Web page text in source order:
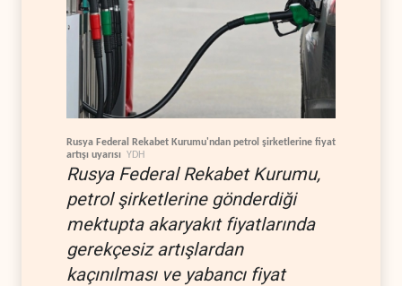
Rusya Federal Rekabet Kurumu'ndan petrol şirketlerine fiyat
artışı uyarısı YDH
Rusya Federal Rekabet Kurumu,
petrol şirketlerine gönderdiği
mektupta akaryakıt fiyatlarında
gerekçesiz artışlardan
kaçınılması ve yabancı fiyat